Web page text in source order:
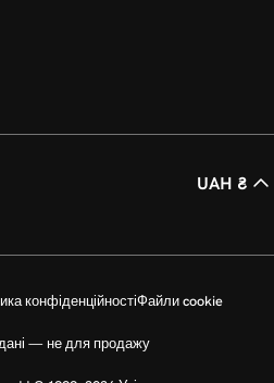
UAH ₴
конфіденційностіФайли cookie
дані — не для продажу